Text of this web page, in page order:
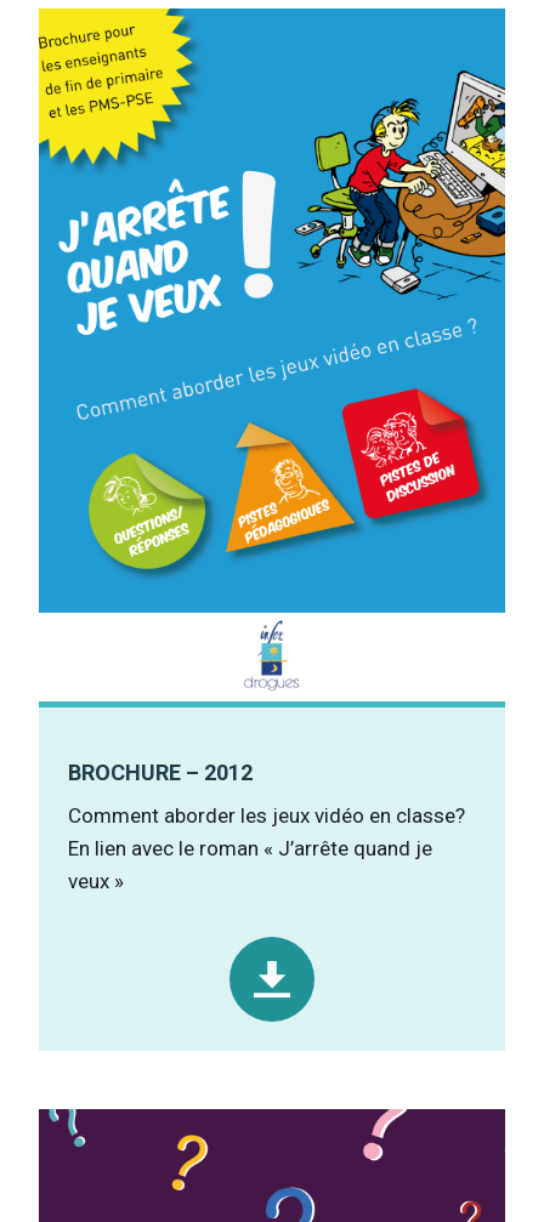
BROCHURE – 2012
Comment aborder les jeux vidéo en classe?
En lien avec le roman « J’arrête quand je
veux »